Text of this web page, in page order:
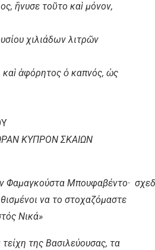
ἢνυσε τοῦτο καὶ μόνον,
χιλιάδων λιτρῶν
καὶ ἀφόρητος ὁ καπνός, ὡς
ΚΥΠΡΟΝ ΣΚΑΙΩΝ
Φαμαγκούστα Μπουφαβέντο·
να το στοχαζόμαστε
Νικά»
της Βασιλεύουσας, τα